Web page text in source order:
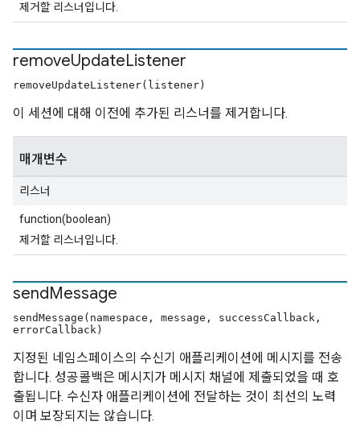
제거할 리스너입니다.
removeUpdateListener
removeUpdateListener(listener)
이 세션에 대해 이전에 추가된 리스너를 제거합니다.
매개변수
리스너
function(boolean)
제거할 리스너입니다.
sendMessage
sendMessage(namespace, message, successCallback,
errorCallback)
지정된 네임스페이스의 수신기 애플리케이션에 메시지를 전송
합니다. 성공콜백은 메시지가 메시지 채널에 제출되었을 때 호
출됩니다. 수신자 애플리케이션에 전달하는 것이 최선의 노력
이며 보장되지는 않습니다.